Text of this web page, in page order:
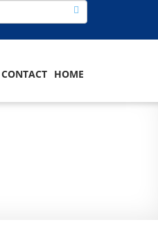
CONTACT HOME